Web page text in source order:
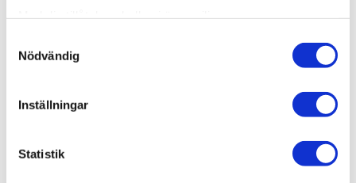
kan ha en noggrannhet på upp till flera meter
Ta reda på mer om hur dina personliga uppgifter
Du kan ändra eller dra tillbaka ditt samtycke när som
Nödvändig
Inställningar
Statistik
7,95 €